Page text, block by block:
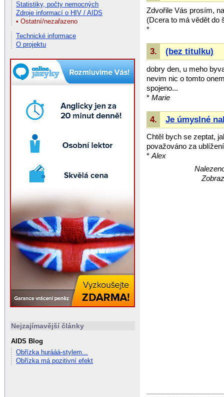
Statistiky, počty nemocných
Zdroje informací o HIV / AIDS
• Ostatní/nezařazeno
Technické informace
O projektu
Nejzajímavější články
AIDS Blog
Obřízka hurááá-stylem...
Obřízka má pozitivní efekt
Zdvořile Vás prosím,
(Dcera to má vědět do
*
3. (bez titulku)
dobry den, u meho
nevim nic o tomto
spojeno...
* Marie
4. Je úmyslné
Chtěl bych se zeptat,
považováno za
* Alex